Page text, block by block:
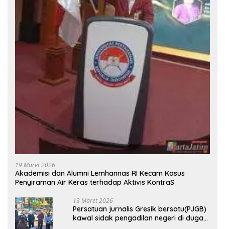
19 Maret 2026
Akademisi dan Alumni Lemhannas RI Kecam Kasus
Penyiraman Air Keras terhadap Aktivis KontraS
13 Maret 2026
Persatuan jurnalis Gresik bersatu(PJGB)
kawal sidak pengadilan negeri di duga